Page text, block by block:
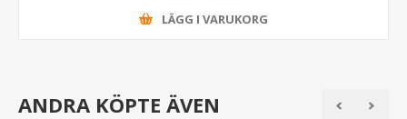
LÄGG I VARUKORG
ANDRA KÖPTE ÄVEN